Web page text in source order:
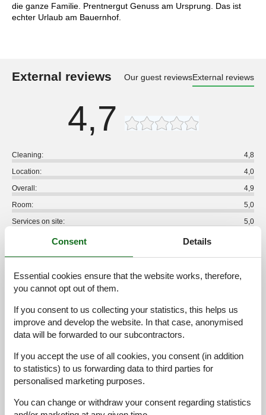
die ganze Familie. Prentnergut Genuss am Ursprung. Das ist
echter Urlaub am Bauernhof.
External reviews Our guest reviewsExternal reviews
4,7
Cleaning:
4,8
Location:
4,0
Overall:
4,9
Room:
5,0
Services on site:
5,0
Value for money:
3 external reviews
5,0
Room:
5 Services on site: 5 Value for money:
General:
volle Zufriedenheit, sehr gute Betreuung
5,0 marts 2019
Cleaning: 5 Location:
General:
Consent Details
Essential cookies ensure that the website works, therefore,
you cannot opt out of them.
If you consent to us collecting your statistics, this helps us
improve and develop the website. In that case, anonymised
data will be forwarded to our subcontractors.
If you accept the use of all cookies, you consent (in addition
to statistics) to us forwarding data to third parties for
personalised marketing purposes.
You can change or withdraw your consent regarding statistics